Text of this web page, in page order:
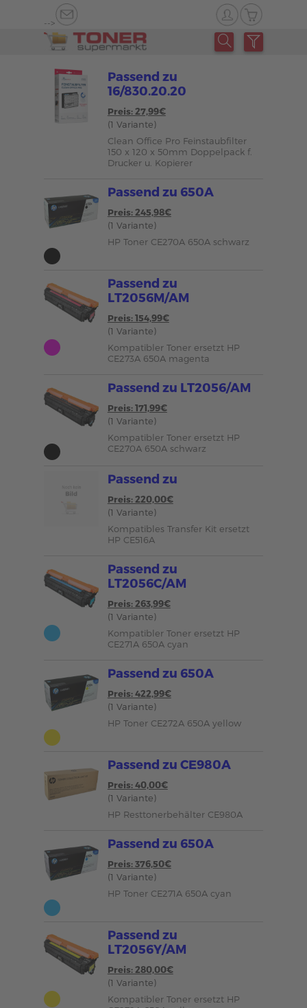
-->
Passend zu
16/830.20.20
Preis: 27,99€
(1 Variante)
Clean Office Pro Feinstaubfilter
150 x 120 x 50mm Doppelpack f.
Drucker u. Kopierer
Passend zu 650A
Preis: 245,98€
(1 Variante)
HP Toner CE270A 650A schwarz
Passend zu
LT2056M/AM
Preis: 154,99€
(1 Variante)
Kompatibler Toner ersetzt HP
CE273A 650A magenta
Passend zu LT2056/AM
Preis: 171,99€
(1 Variante)
Kompatibler Toner ersetzt HP
CE270A 650A schwarz
Passend zu
Preis: 220,00€
(1 Variante)
Kompatibles Transfer Kit ersetzt
HP CE516A
Passend zu
LT2056C/AM
Preis: 263,99€
(1 Variante)
Kompatibler Toner ersetzt HP
CE271A 650A cyan
Passend zu 650A
Preis: 422,99€
(1 Variante)
HP Toner CE272A 650A yellow
Passend zu CE980A
Preis: 40,00€
(1 Variante)
HP Resttonerbehälter CE980A
Passend zu 650A
Preis: 376,50€
(1 Variante)
HP Toner CE271A 650A cyan
Passend zu
LT2056Y/AM
Preis: 280,00€
(1 Variante)
Kompatibler Toner ersetzt HP